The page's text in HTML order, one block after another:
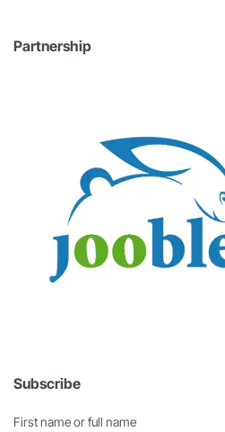
Partnership
Subscribe
First name or full name